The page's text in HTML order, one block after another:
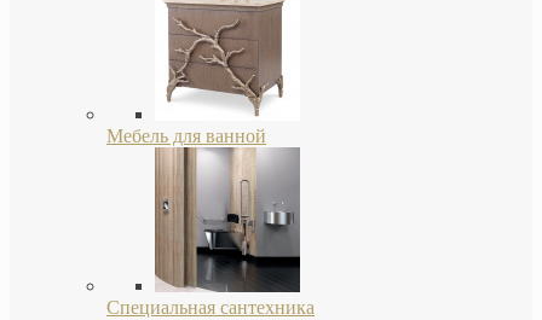
Мебель для ванной
Специальная сантехника